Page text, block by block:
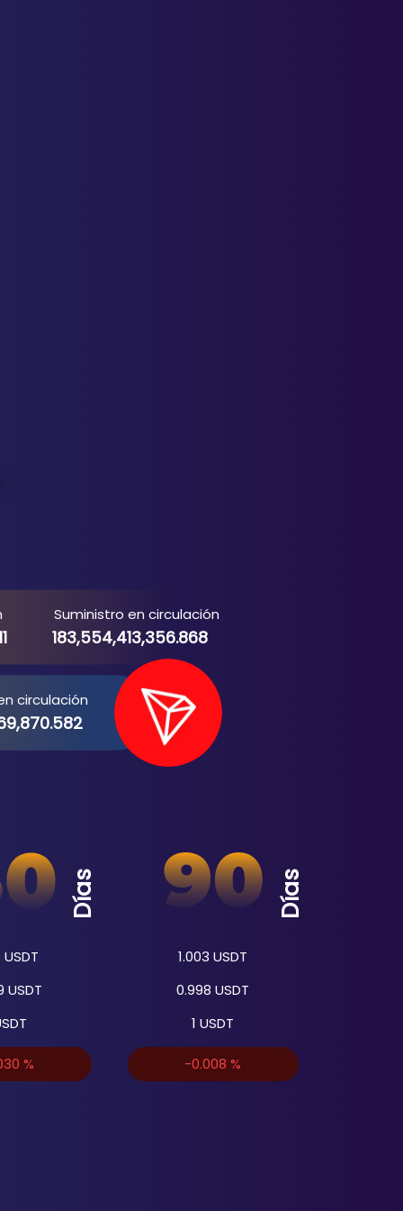
Suministro en circulación
183,554,413,356.868
circulación
Días
USDT
USDT
%
Días
1.003 USDT
0.998 USDT
1 USDT
-0.008 %